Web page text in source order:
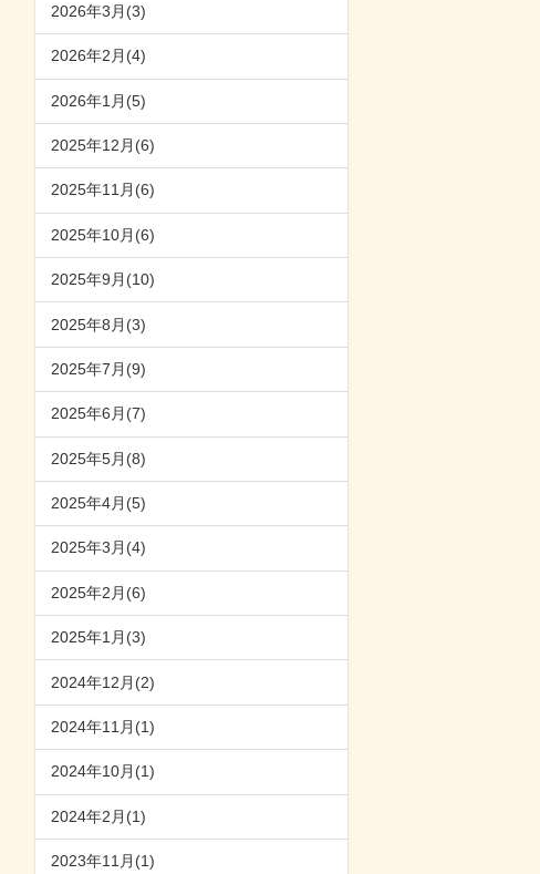
2026年3月(3)
2026年2月(4)
2026年1月(5)
2025年12月(6)
2025年11月(6)
2025年10月(6)
2025年9月(10)
2025年8月(3)
2025年7月(9)
2025年6月(7)
2025年5月(8)
2025年4月(5)
2025年3月(4)
2025年2月(6)
2025年1月(3)
2024年12月(2)
2024年11月(1)
2024年10月(1)
2024年2月(1)
2023年11月(1)